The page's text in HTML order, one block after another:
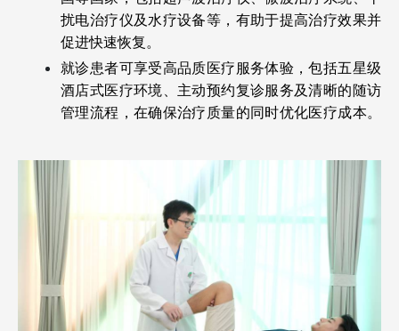
扰电治疗仪及水疗设备等，有助于提高治疗效果并
促进快速恢复。
就诊患者可享受高品质医疗服务体验，包括五星级
酒店式医疗环境、主动预约复诊服务及清晰的随访
管理流程，在确保治疗质量的同时优化医疗成本。